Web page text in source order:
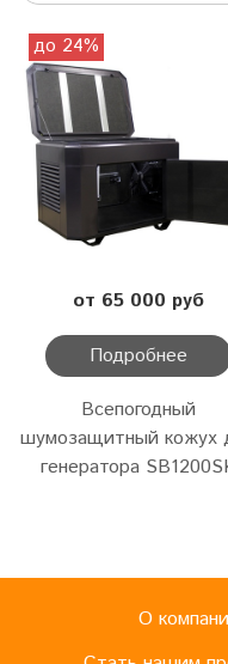
до 24%
от 65 000 руб
Подробнее
Всепогодный
шумозащитный кожух
генератора
О